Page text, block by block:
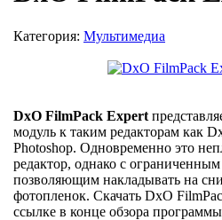
Категория: Мультимедиа
DxO FilmPack Expert
модуль к таким редакторам как
Photoshop. Одновременно это
редактор, однако с
позволяющим накладывать на
фотопленок. Скачать DxO
ссылке в конце обзора